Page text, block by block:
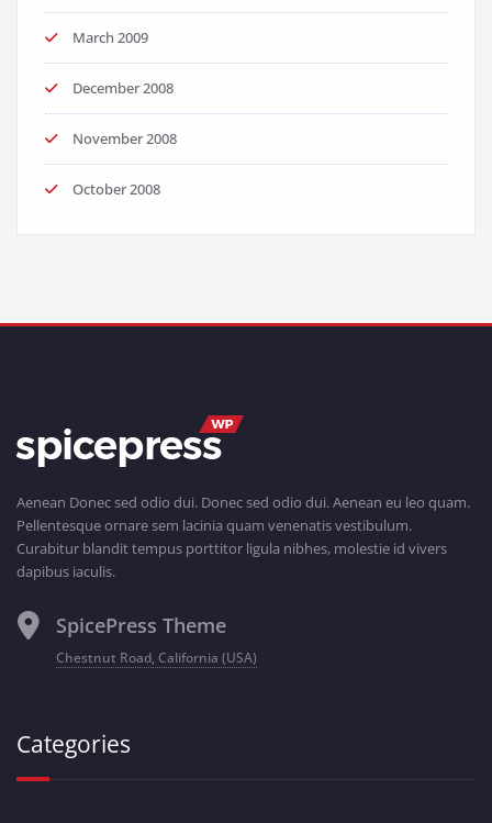
March 2009
December 2008
November 2008
October 2008
Aenean Donec sed odio dui. Donec sed odio dui. Aenean eu leo quam.
Pellentesque ornare sem lacinia quam venenatis vestibulum.
Curabitur blandit tempus porttitor ligula nibhes, molestie id vivers
dapibus iaculis.
SpicePress Theme
Chestnut Road, California (USA)
Categories